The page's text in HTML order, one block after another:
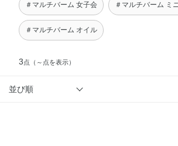
＃マルチバーム 女子会 ＃マルチバーム ミ
＃マルチバーム オイル
3点 （～点を表示）
並び順